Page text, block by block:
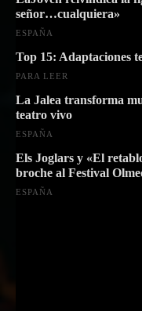
señor…cualquiera»
ESPAÑA
Top 15: Adaptaciones
PARA LEER
La Jalea transforma
teatro vivo
ESPAÑA
Els Joglars y «El
broche al Festival
ESPAÑA